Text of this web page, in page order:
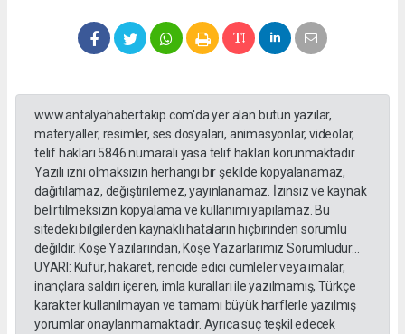
www.antalyahabertakip.com'da yer alan bütün yazılar,
materyaller, resimler, ses dosyaları, animasyonlar, videolar,
telif hakları 5846 numaralı yasa telif hakları korunmaktadır.
Yazılı izni olmaksızın herhangi bir şekilde kopyalanamaz,
dağıtılamaz, değiştirilemez, yayınlanamaz. İzinsiz ve kaynak
belirtilmeksizin kopyalama ve kullanımı yapılamaz. Bu
sitedeki bilgilerden kaynaklı hataların hiçbirinden sorumlu
değildir. Köşe Yazılarından, Köşe Yazarlarımız Sorumludur...
UYARI: Küfür, hakaret, rencide edici cümleler veya imalar,
inançlara saldırı içeren, imla kuralları ile yazılmamış, Türkçe
karakter kullanılmayan ve tamamı büyük harflerle yazılmış
yorumlar onaylanmamaktadır. Ayrıca suç teşkil edecek